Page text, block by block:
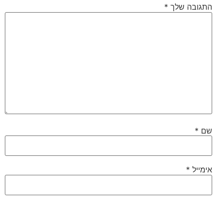
התגובה שלך *
שם *
אימייל *